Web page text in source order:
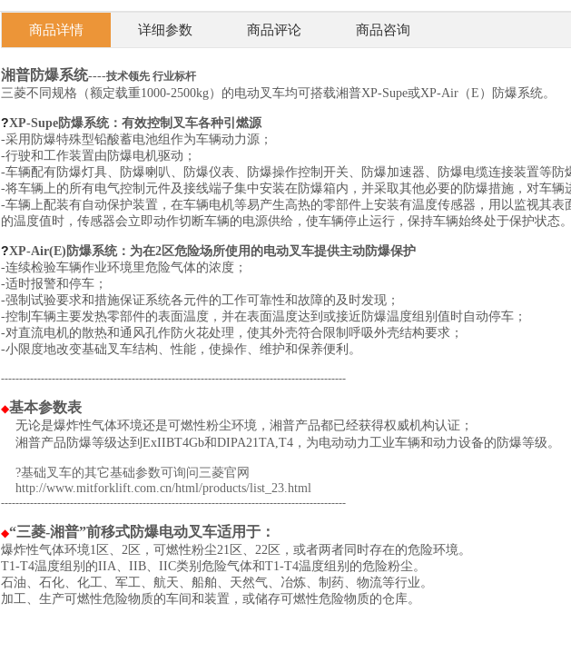
商品详情 详细参数 商品评论 商品咨询
湘普防爆系统----技术领先 行业标杆
三菱不同规格（额定载重1000-2500kg）的电动叉车均可搭载湘普XP-Supe或XP-Air（E）防爆系统。
?XP-Supe防爆系统：有效控制叉车各种引燃源
-采用防爆特殊型铅酸蓄电池组作为车辆动力源；
-行驶和工作装置由防爆电机驱动；
-车辆配有防爆灯具、防爆喇叭、防爆仪表、防爆操作控制开关、防爆加速器、防爆电缆连接装置等防
-将车辆上的所有电气控制元件及接线端子集中安装在防爆箱内，并采取其他必要的防爆措施，对车辆
-车辆上配装有自动保护装置，在车辆电机等易产生高热的零部件上安装有温度传感器，用以监视其
的温度值时，传感器会立即动作切断车辆的电源供给，使车辆停止运行，保持车辆始终处于保护状态。
?XP-Air(E)防爆系统：为在2区危险场所使用的电动叉车提供主动防爆保护
-连续检验车辆作业环境里危险气体的浓度；
-适时报警和停车；
-强制试验要求和措施保证系统各元件的工作可靠性和故障的及时发现；
-控制车辆主要发热零部件的表面温度，并在表面温度达到或接近防爆温度组别值时自动停车；
-对直流电机的散热和通风孔作防火花处理，使其外壳符合限制呼吸外壳结构要求；
-小限度地改变基础叉车结构、性能，使操作、维护和保养便利。
-----------------------------------------------------------------------------------------------
◆基本参数表
无论是爆炸性气体环境还是可燃性粉尘环境，湘普产品都已经获得权威机构认证；
湘普产品防爆等级达到ExIIBT4Gb和DIPA21TA,T4，为电动动力工业车辆和动力设备的防爆等级。
?基础叉车的其它基础参数可询问三菱官网
http://www.mitforklift.com.cn/html/products/list_23.html
-----------------------------------------------------------------------------------------------
◆“三菱-湘普”前移式防爆电动叉车适用于：
爆炸性气体环境1区、2区，可燃性粉尘21区、22区，或者两者同时存在的危险环境。
T1-T4温度组别的IIA、IIB、IIC类别危险气体和T1-T4温度组别的危险粉尘。
石油、石化、化工、军工、航天、船舶、天然气、冶炼、制药、物流等行业。
加工、生产可燃性危险物质的车间和装置，或储存可燃性危险物质的仓库。